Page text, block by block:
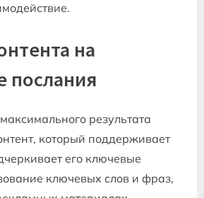
на
послания
результата
который поддерживает
его ключевые
ключевых слов и фраз,